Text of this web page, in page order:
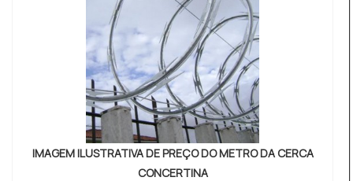
IMAGEM ILUSTRATIVA DE PREÇO DO METRO DA CERCA
CONCERTINA